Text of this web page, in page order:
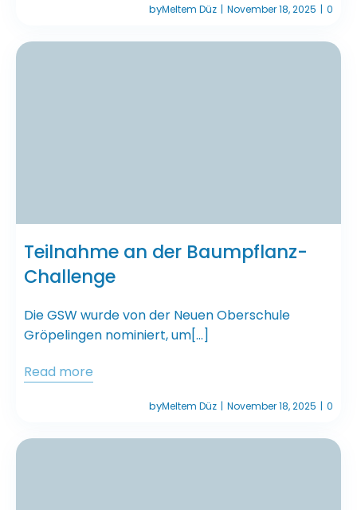
byMeltem Düz November 18, 2025 0
Teilnahme an der Baumpflanz-
Challenge
Die GSW wurde von der Neuen Oberschule
Gröpelingen nominiert, um[…]
Read more
byMeltem Düz | November 18, 2025 | 0